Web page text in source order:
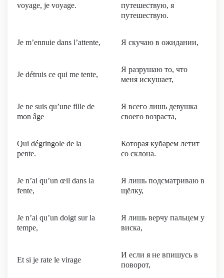
voyage, je voyage.
путешествую, я
путешествую.
Je m’ennuie dans l’attente, Я скучаю в ожидании,
Je détruis ce qui me tente,
Я разрушаю то, что
меня искушает,
Je ne suis qu’une fille de
mon âge
Я всего лишь девушка
своего возраста,
Qui dégringole de la
pente.
Которая кубарем летит
со склона.
Je n’ai qu’un œil dans la
fente,
Я лишь подсматриваю в
щёлку,
Je n’ai qu’un doigt sur la
tempe,
Я лишь верчу пальцем у
виска,
Et si je rate le virage
И если я не впишусь в
поворот,